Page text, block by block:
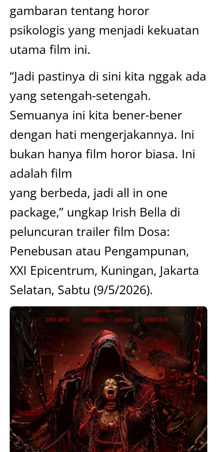
gambaran tentang horor
psikologis yang menjadi kekuatan
utama film ini.
“Jadi pastinya di sini kita nggak ada
yang setengah-setengah.
Semuanya ini kita bener-bener
dengan hati mengerjakannya. Ini
bukan hanya film horor biasa. Ini
adalah film
yang berbeda, jadi all in one
package,” ungkap Irish Bella di
peluncuran trailer film Dosa:
Penebusan atau Pengampunan,
XXI Epicentrum, Kuningan, Jakarta
Selatan, Sabtu (9/5/2026).